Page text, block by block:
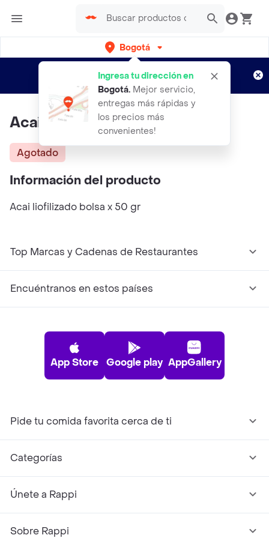
Bogotá
Ingresa tu dirección en
Bogotá. Mejor servicio,
entregas más rápidas y
los precios más
convenientes!
envíos gratis por semanas
Aplican TyC
Acai liofilizado bolsa x 50 gr
Agotado
Información del producto
Acai liofilizado bolsa x 50 gr
Top Marcas y Cadenas de Restaurantes
Encuéntranos en estos países
App Store Google play AppGallery
Pide tu comida favorita cerca de ti
Categorías
Únete a Rappi
Sobre Rappi